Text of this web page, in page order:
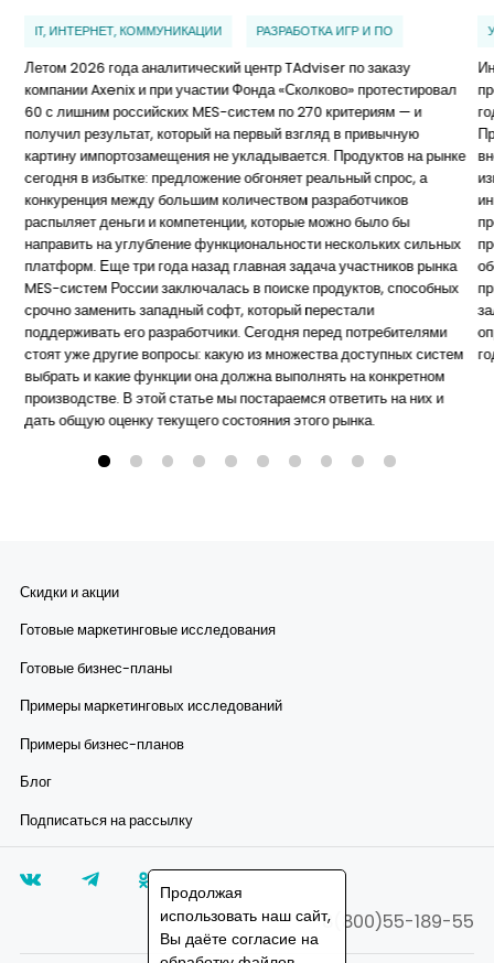
IT, ИНТЕРНЕТ, КОММУНИКАЦИИ РАЗРАБОТКА ИГР И ПО
Летом 2026 года аналитический центр TAdviser по заказу
компании Axenix и при участии Фонда «Сколково» протестировал
60 с лишним российских MES-систем по 270 критериям — и
получил результат, который на первый взгляд в привычную
картину импортозамещения не укладывается. Продуктов на рынке
сегодня в избытке: предложение обгоняет реальный спрос, а
конкуренция между большим количеством разработчиков
распыляет деньги и компетенции, которые можно было бы
направить на углубление функциональности нескольких сильных
платформ. Еще три года назад главная задача участников рынка
MES-систем России заключалась в поиске продуктов, способных
срочно заменить западный софт, который перестали
поддерживать его разработчики. Сегодня перед потребителями
стоят уже другие вопросы: какую из множества доступных систем
выбрать и какие функции она должна выполнять на конкретном
производстве. В этой статье мы постараемся ответить на них и
дать общую оценку текущего состояния этого рынка.
Скидки и акции
Готовые маркетинговые исследования
Готовые бизнес-планы
Примеры маркетинговых исследований
Примеры бизнес-планов
Блог
Подписаться на рассылку
8(800)55-189-55
Продолжая
использовать наш сайт,
Вы даёте согласие на